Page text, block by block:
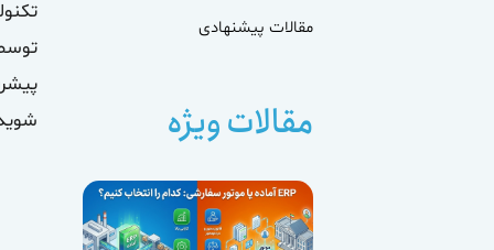
مقالات پیشنهادی
مقالات ویژه